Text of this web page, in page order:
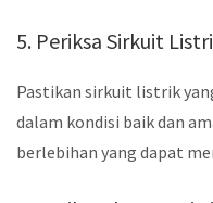
5. Periksa Sirkuit
Pastikan sirkuit listrik
dalam kondisi baik dan
berlebihan yang dapat